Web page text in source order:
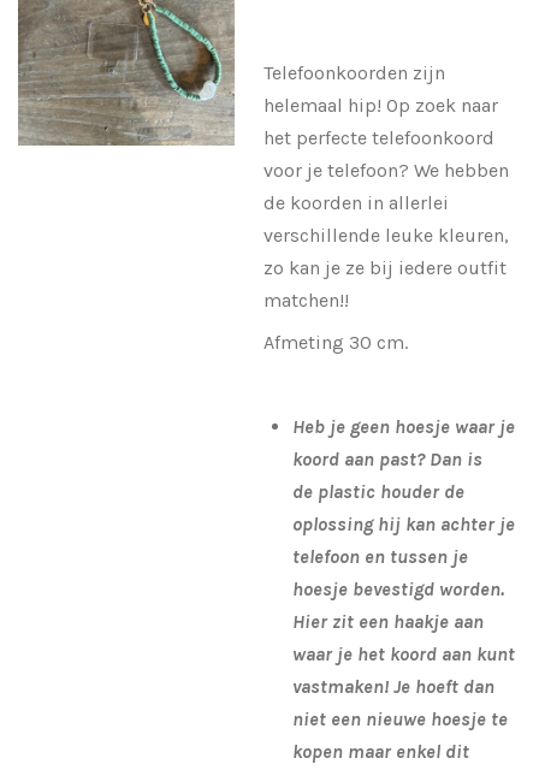
Telefoonkoorden zijn
helemaal hip! Op zoek naar
het perfecte telefoonkoord
voor je telefoon? We hebben
de koorden in allerlei
verschillende leuke kleuren,
zo kan je ze bij iedere outfit
matchen!!
Afmeting 30 cm.
Heb je geen hoesje waar je
koord aan past? Dan is
de plastic houder de
oplossing hij kan achter je
telefoon en tussen je
hoesje bevestigd worden.
Hier zit een haakje aan
waar je het koord aan kunt
vastmaken! Je hoeft dan
niet een nieuwe hoesje te
kopen maar enkel dit